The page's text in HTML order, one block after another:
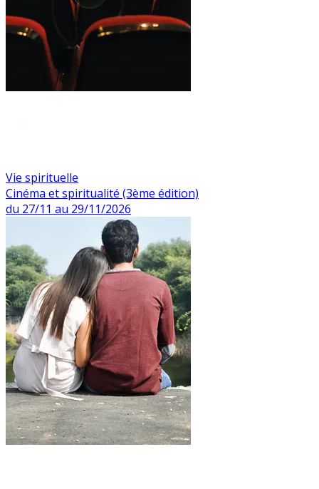
Vie spirituelle
Cinéma et spiritualité (3ème édition)
du 27/11 au 29/11/2026